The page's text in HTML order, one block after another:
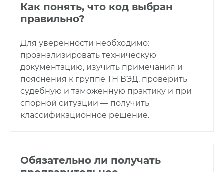
Как понять, что код выбран
правильно?
Для уверенности необходимо:
проанализировать техническую
документацию, изучить примечания и
пояснения к группе ТН ВЭД, проверить
судебную и таможенную практику и при
спорной ситуации — получить
классификационное решение.
Обязательно ли получать